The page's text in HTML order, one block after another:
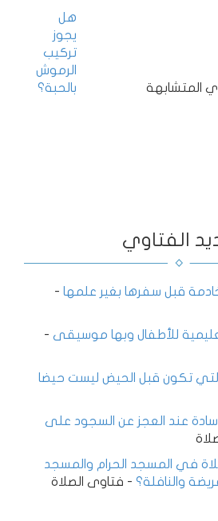
المتشابهة
هل
يجوز
تركيب
الرموش
بالحبة؟
الفتاوي
قبل سفرها بغير علمها -
للأطفال وبها موسيقى -
التي تكون قبل الحيض ليست حيضا
عند العجز عن السجود على
في المسجد الحرام والمسجد
والنافلة؟ - فتاوى الصلاة